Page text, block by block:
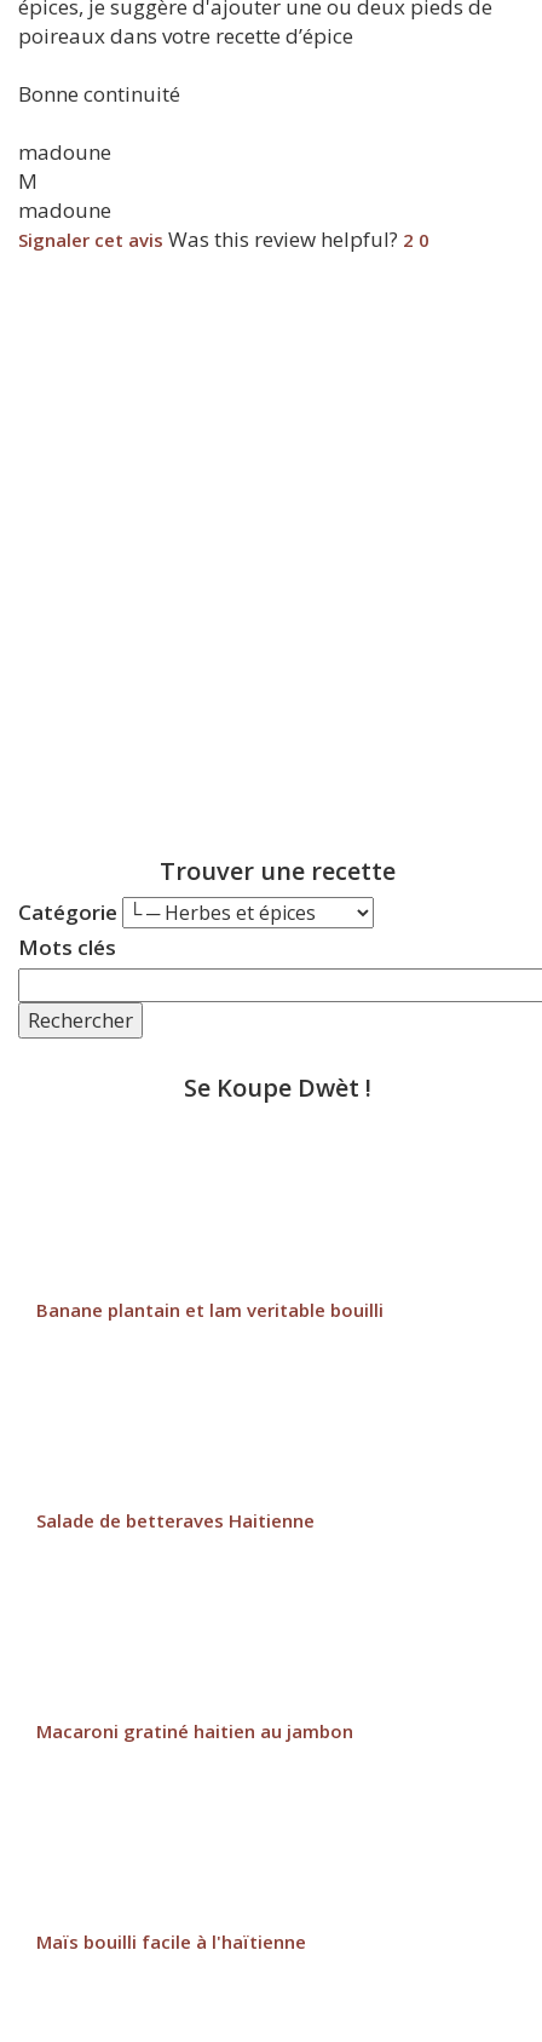
épices, je suggère d'ajouter une ou deux pieds de
poireaux dans votre recette d’épice
Bonne continuité
madoune
M
madoune
Signaler cet avis Was this review helpful? 2 0
Trouver une recette
Catégorie
Mots clés
Rechercher
Se Koupe Dwèt !
Banane plantain et lam veritable bouilli
Salade de betteraves Haitienne
Macaroni gratiné haitien au jambon
Maïs bouilli facile à l'haïtienne